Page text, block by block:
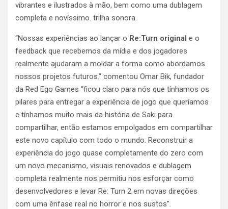
vibrantes e ilustrados à mão, bem como uma dublagem
completa e novíssimo. trilha sonora.
“Nossas experiências ao lançar o Re:Turn original e o
feedback que recebemos da mídia e dos jogadores
realmente ajudaram a moldar a forma como abordamos
nossos projetos futuros.” comentou Omar Bik, fundador
da Red Ego Games “ficou claro para nós que tínhamos os
pilares para entregar a experiência de jogo que queríamos
e tínhamos muito mais da história de Saki para
compartilhar, então estamos empolgados em compartilhar
este novo capítulo com todo o mundo. Reconstruir a
experiência do jogo quase completamente do zero com
um novo mecanismo, visuais renovados e dublagem
completa realmente nos permitiu nos esforçar como
desenvolvedores e levar Re: Turn 2 em novas direções
com uma ênfase real no horror e nos sustos”.